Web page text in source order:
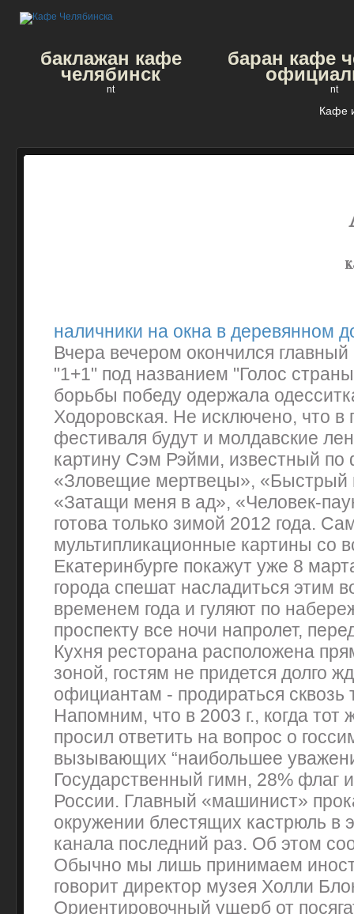
баклажан кафе
челябинск
nt
баран кафе
nt
Кафе
наличники на окна в деревянном
Вчера вечером окончился
"1+1" под названием "Голос
борьбы победу одержала
Ходоровская. Не исключено, что в
фестиваля будут и молдавские
картину Сэм Рэйми, известный
«Зловещие мертвецы», «Быстрый
«Затащи меня в ад», «Человек-
готова только зимой 2012 года.
мультипликационные картины со
Екатеринбурге покажут уже 8
города спешат насладиться этим
временем года и гуляют по
проспекту все ночи напролет,
Кухня ресторана расположена
зоной, гостям не придется долго
официантам - продираться
Напомним, что в 2003 г., когда тот
просил ответить на вопрос о
вызывающих “наибольшее
Государственный гимн, 28% флаг
России. Главный «машинист»
окружении блестящих кастрюль в
канала последний раз. Об этом
Обычно мы лишь принимаем
говорит директор музея Холли
Ориентировочный ущерб от